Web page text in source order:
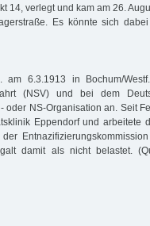
14, verlegt und kam am 26.
Es könnte sich
am 6.3.1913 in Bochum/
(NSV) und bei dem
oder NS-Organisation an. Seit
Eppendorf und arbeitete
damit als nicht belastet.